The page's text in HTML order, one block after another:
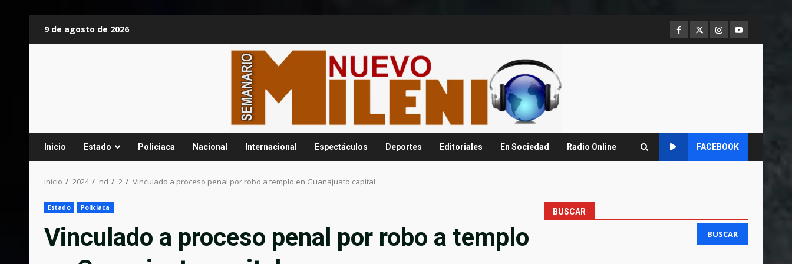
9 de agosto de 2026 Facebook
TwitterInstagram
Youtube
Inicio Estado Policiaca Nacional Internacional Espectáculos Deportes Editoriales En Sociedad Radio Online FACEBOOK
Inicio 2024 nd 2 Vinculado a proceso penal por robo a templo en Guanajuato capital
Estado Policiaca
Vinculado a proceso penal por robo a templo
BUSCAR
BUSCAR